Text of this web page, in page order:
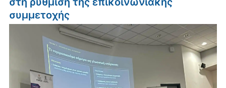
συμμετοχής